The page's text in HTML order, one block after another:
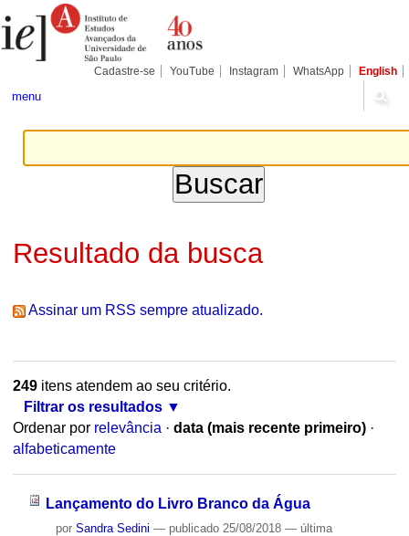
para
conteúdo.
Pessoais
Cadastre-se YouTube Instagram WhatsApp English
menu
Resultado da busca
Assinar um RSS sempre atualizado.
249itens atendem ao seu critério.
Filtrar os resultados
Ordenar por relevância · data (mais recente primeiro) ·
alfabeticamente
Lançamento do Livro Branco da Água
por Sandra Sedini — publicado25/08/2018 — última